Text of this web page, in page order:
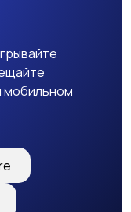
мобильном